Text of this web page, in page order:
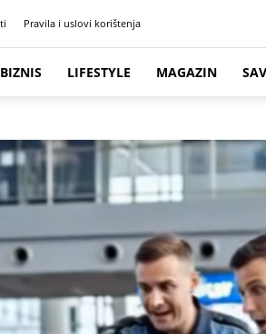
Pravila i uslovi korištenja
BIZNIS LIFESTYLE MAGAZIN